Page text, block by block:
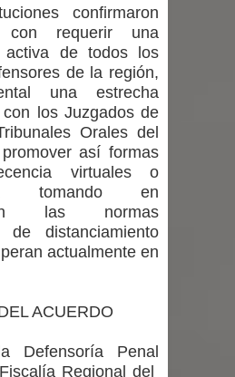
desde la cárcel de Talca
obliga a cerrar
la Fiesta del
en Talca tras caída de
de carpas
a la Plaza de Armas de
el inicio de la Fiesta del
confirmaron
requerir una
activa de todos los
de la región,
una estrecha
los Juzgados de
Orales del
así formas
virtuales o
tomando en
las normas
distanciamiento
actualmente en
ACUERDO
Defensoría Penal
Regional del